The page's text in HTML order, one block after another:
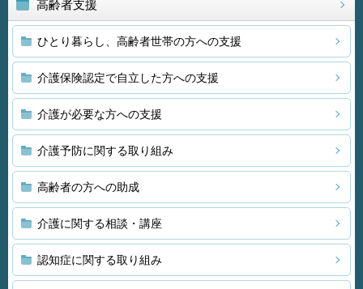
高齢者支援
ひとり暮らし、高齢者世帯の方への支援
介護保険認定で自立した方への支援
介護が必要な方への支援
介護予防に関する取り組み
高齢者の方への助成
介護に関する相談・講座
認知症に関する取り組み